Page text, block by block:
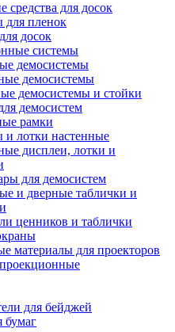
средства для досок
для пленок
досок
системы
демосистемы
демосистемы
демосистемы и стойки
демосистем
рамки
лотки настенные
дисплеи, лотки и
для демосистем
и дверные таблички и
ценников и таблички
материалы для проекторов
для бейджей
бумаг